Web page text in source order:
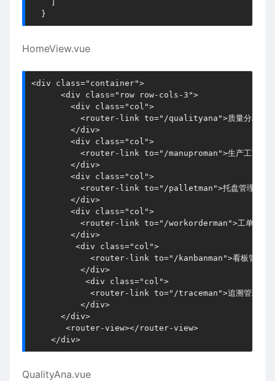
  }
HomeView.vue
<div class="container">
      <div class="row row-cols-3">
        <div class="col">
<router-link to="/qualityana">质量分析</
        </div>
        <div class="col">
<router-link to="/manuproman">生产工艺管
        </div>
        <div class="col">
<router-link to="/palletman">托盘管理</
        </div>
        <div class="col">
<router-link to="/workorderman">工单管理
        </div>
         <div class="col">
<router-link to="/kanbanman">看板管理
          </div>
           <div class="col">
<router-link to="/traceman">追溯管理</
          </div>
      </div>
       <router-view></router-view>
    </div>
QualityAna.vue